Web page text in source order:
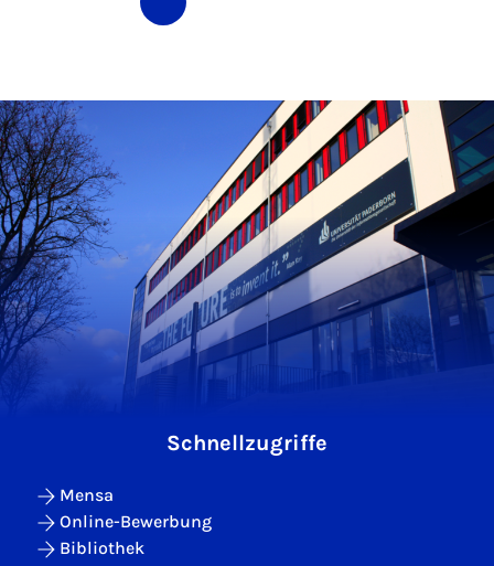
Schnellzugriffe
Mensa
Online-Bewerbung
Bibliothek